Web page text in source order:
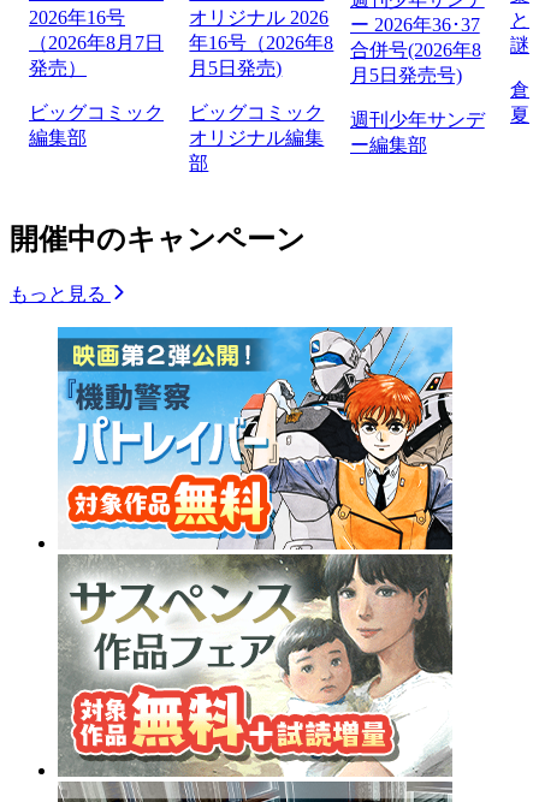
2026年16号
（2026年8月7日
発売）
ビッグコミック
編集部
オリジナル 2026
年16号（2026年8
月5日発売)
ビッグコミック
オリジナル編集
部
ー 2026年36･37
合併号(2026年8
月5日発売号)
週刊少年サンデ
ー編集部
と
謎
倉
夏
開催中のキャンペーン
もっと見る